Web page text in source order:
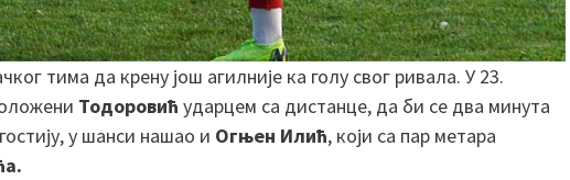
тима да крену још агилније ка голу свог ривала. У 23.
Тодоровић ударцем са дистанце, да би се два минута
у шанси нашао и Огњен Илић, који са пар метара